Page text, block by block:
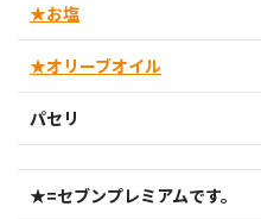
★お塩
★オリーブオイル
パセリ
★=セブンプレミアムです。